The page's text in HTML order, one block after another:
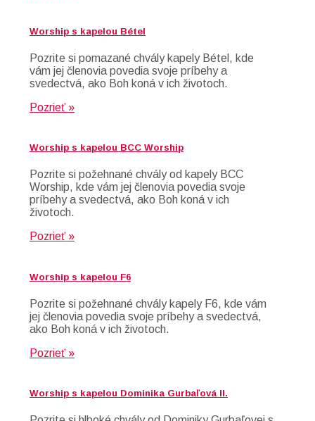
Worship s kapelou Bétel
Pozrite si pomazané chvály kapely Bétel, kde
vám jej členovia povedia svoje príbehy a
svedectvá, ako Boh koná v ich životoch.
Pozrieť »
Worship s kapelou BCC Worship
Pozrite si požehnané chvály od kapely BCC
Worship, kde vám jej členovia povedia svoje
príbehy a svedectvá, ako Boh koná v ich
životoch.
Pozrieť »
Worship s kapelou F6
Pozrite si požehnané chvály kapely F6, kde vám
jej členovia povedia svoje príbehy a svedectvá,
ako Boh koná v ich životoch.
Pozrieť »
Worship s kapelou Dominika Gurbaľová II.